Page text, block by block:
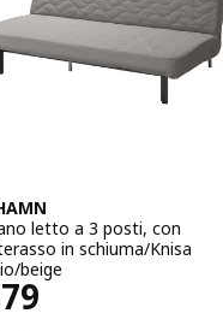
VIMLE, Divano letto
Totale recensioni:
letto a 3 posti, con
in schiuma/Knisa
beige
€ 379